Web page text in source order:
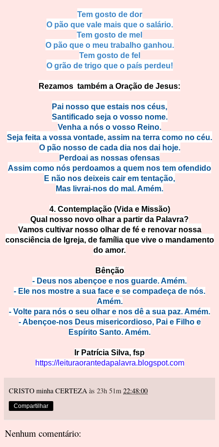
Tem gosto de dor
O pão que vale mais que o salário.
Tem gosto de mel
O pão que o meu trabalho ganhou.
Tem gosto de fel
O grão de trigo que o país perdeu!
Rezamos também a Oração de Jesus:
Pai nosso que estais nos céus,
Santificado seja o vosso nome.
Venha a nós o vosso Reino.
Seja feita a vossa vontade, assim na terra como no céu.
O pão nosso de cada dia nos dai hoje.
Perdoai as nossas ofensas
Assim como nós perdoamos a quem nos tem ofendido
E não nos deixeis cair em tentação,
Mas livrai-nos do mal. Amém.
4. Contemplação (Vida e Missão)
Qual nosso novo olhar a partir da Palavra?
Vamos cultivar nosso olhar de fé e renovar nossa
consciência de Igreja, de família que vive o mandamento
do amor.
Bênção
- Deus nos abençoe e nos guarde. Amém.
- Ele nos mostre a sua face e se compadeça de nós.
Amém.
- Volte para nós o seu olhar e nos dê a sua paz. Amém.
- Abençoe-nos Deus misericordioso, Pai e Filho e
Espírito Santo. Amém.
Ir Patrícia Silva, fsp
https://leituraorantedapalavra.blogspot.com
CRISTO minha CERTEZA às 23h 51m 22:48:00
Compartilhar
Nenhum comentário: